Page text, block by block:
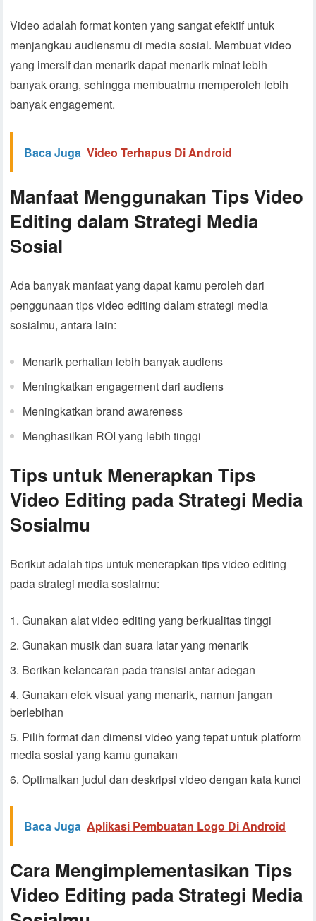
Video adalah format konten yang sangat efektif untuk
menjangkau audiensmu di media sosial. Membuat video
yang imersif dan menarik dapat menarik minat lebih
banyak orang, sehingga membuatmu memperoleh lebih
banyak engagement.
Baca Juga Video Terhapus Di Android
Manfaat Menggunakan Tips Video
Editing dalam Strategi Media
Sosial
Ada banyak manfaat yang dapat kamu peroleh dari
penggunaan tips video editing dalam strategi media
sosialmu, antara lain:
Menarik perhatian lebih banyak audiens
Meningkatkan engagement dari audiens
Meningkatkan brand awareness
Menghasilkan ROI yang lebih tinggi
Tips untuk Menerapkan Tips
Video Editing pada Strategi Media
Sosialmu
Berikut adalah tips untuk menerapkan tips video editing
pada strategi media sosialmu:
Gunakan alat video editing yang berkualitas tinggi
Gunakan musik dan suara latar yang menarik
Berikan kelancaran pada transisi antar adegan
Gunakan efek visual yang menarik, namun jangan
berlebihan
Pilih format dan dimensi video yang tepat untuk platform
media sosial yang kamu gunakan
Optimalkan judul dan deskripsi video dengan kata kunci
Baca Juga Aplikasi Pembuatan Logo Di Android
Cara Mengimplementasikan Tips
Video Editing pada Strategi Media